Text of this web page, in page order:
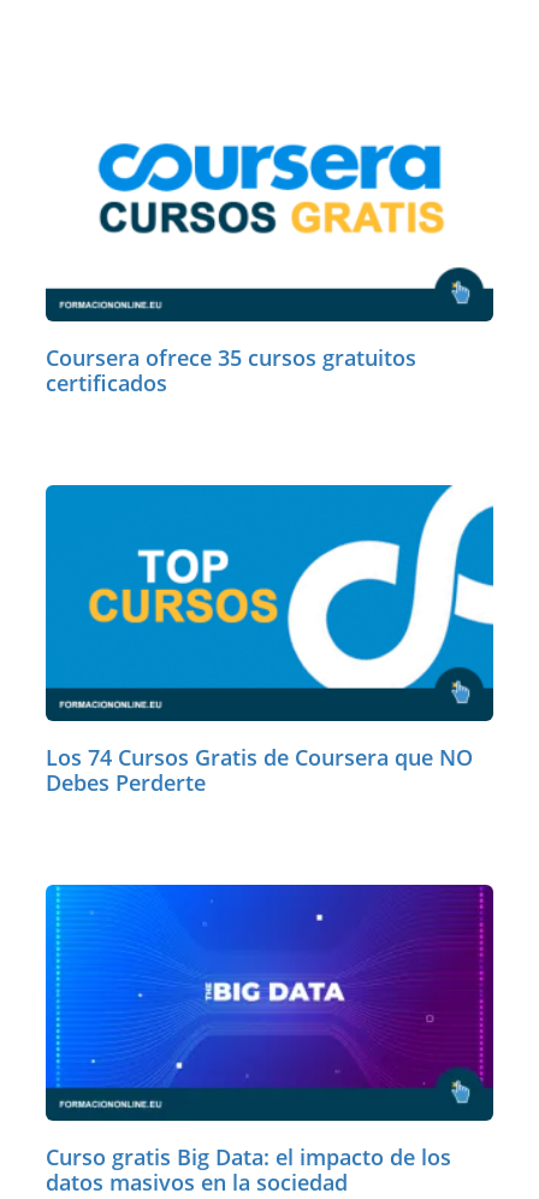
Coursera ofrece 35 cursos gratuitos
certificados
Los 74 Cursos Gratis de Coursera que NO
Debes Perderte
Curso gratis Big Data: el impacto de los
datos masivos en la sociedad